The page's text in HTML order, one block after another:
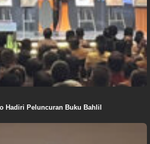
Hadiri Peluncuran Buku Bahlil